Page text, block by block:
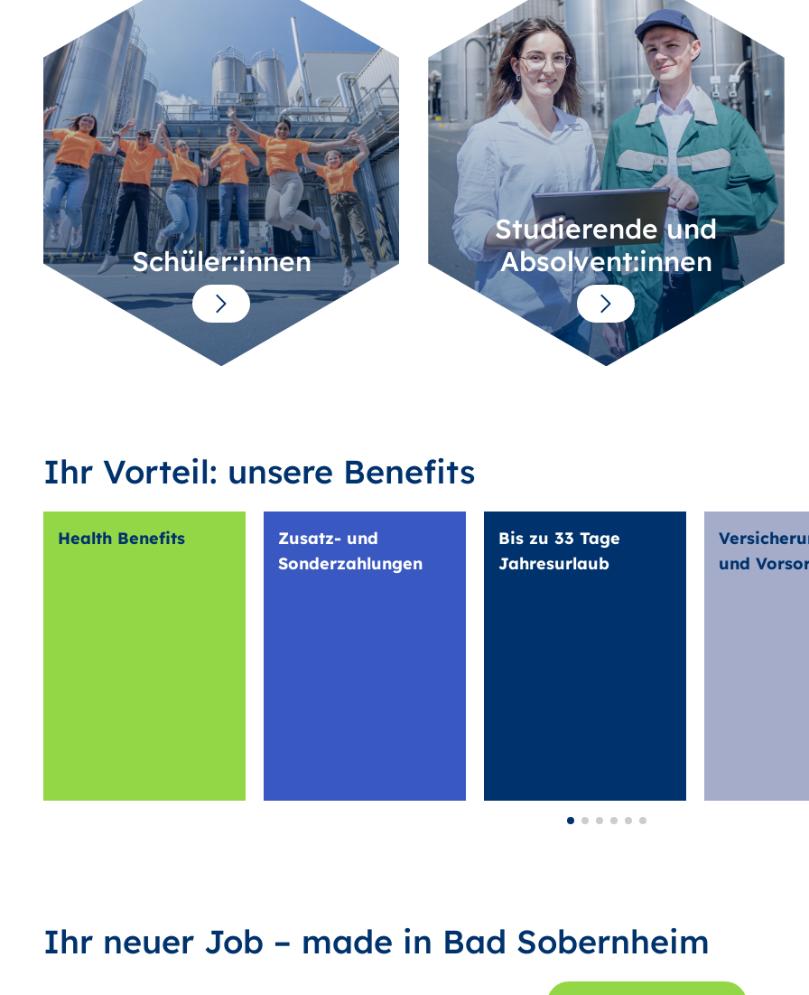
Schüler:innen
Studierende und
Absolvent:innen
Ihr Vorteil: unsere Benefits
Health Benefits
Zusatz- und
Sonderzahlungen
Bis zu 33 Tage
Jahresurlaub
und
Ihr neuer Job – made in Bad Sobernheim